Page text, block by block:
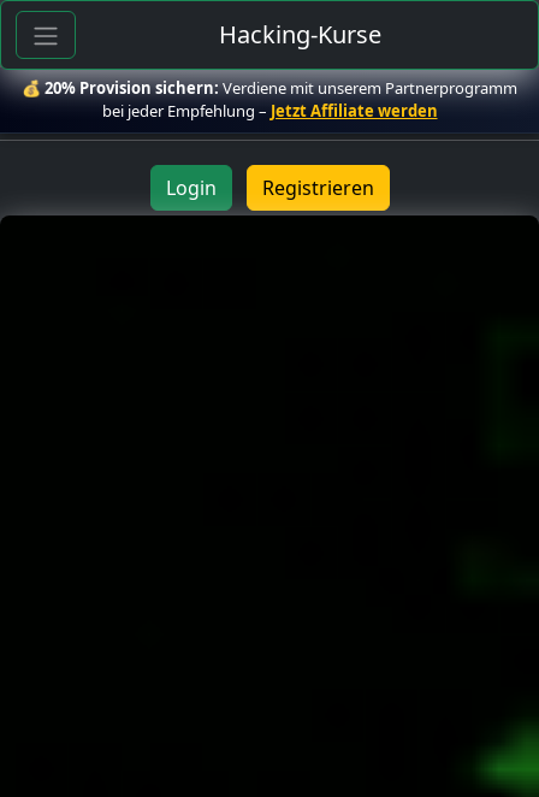
Hacking-Kurse
💰20% Provision sichern:Verdiene mit unserem Partnerprogramm
bei jeder Empfehlung – Jetzt Affiliate werden
Login Registrieren